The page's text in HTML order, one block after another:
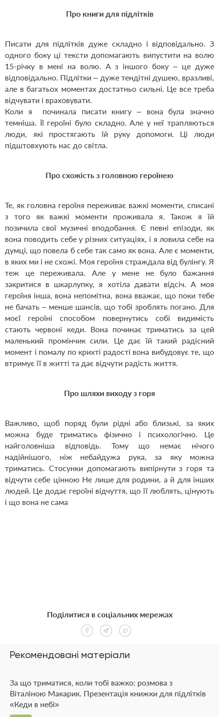
Про книги для підлітків
Писати для підлітків дуже складно і відповідально. З
одного боку ці тексти допомагають випустити на волю
15-річку в мені на волю. А з іншого боку – це дуже
відповідально. Підлітки – дуже тендітні душею, вразливі,
але в багатьох моментах достатньо сильні. Це все треба
відчувати і враховувати.
Коли я починала писати книгу – вона була значно
темніша. Її героїні було складно. Але у неї трапляються
люди, які простягають їй руку допомоги. Ці люди
підштовхують нас до світла.
Про схожість з головною героїнею
Те, як головна героїня переживає важкі моменти, списані
з того як важкі моменти проживала я. Також я їй
позичила свої музичні вподобання. Є певні епізоди, як
вона поводить себе у різних ситуаціях, і я ловила себе на
думці, що повела б себе так само як вона. Але є моменти,
в яких ми і не схожі. Моя героїня страждала від булінгу. Я
теж це переживала. Але у мене не було бажання
закритися в шкарлупку, я хотіла давати відсіч. А моя
героїня інша, вона непомітна, вона вважає, що поки тебе
не бачать – менше шансів, що тобі зроблять погано. Для
моєї героїні способом повернутись собі видимість
стають червоні кеди. Вона починає триматись за цей
маленький промінчик сили. Це дає їй такий радісний
момент і помалу по крихті радості вона вибудовує те, що
втримує її в житті та дає відчути радість життя.
Про шляхи виходу з горя
Важливо, щоб поряд були рідні або близькі, за яких
можна буде триматись фізично і психологічно. Це
найголовніша відповідь. Тому що немає нічого
надійнішого, ніж небайдужа рука, за яку можна
триматись. Стосунки допомагають випірнути з горя та
відчути себе цінною Не лише для родини, а й для інших
людей. Це додає героїні відчуття, що її люблять, цінують
і що вона не сама
Рекомендовані матеріали
За що триматися, коли тобі важко: розмова з
Віталіною Макарик. Презентація книжки для підлітків
«Кеди в небі»
Поділитися в соціальних мережах